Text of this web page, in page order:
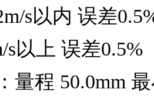
以内 误差
上 误差0.5%
程 50.0mm 最